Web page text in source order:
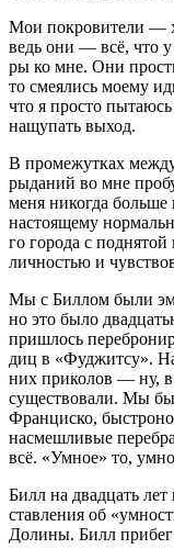
Мои покро­ви­те­ли —
ведь они — всё, что
ры ко мне. Они
то сме­я­лись мое­му
что я про­сто
нащу­пать выход.
В про­ме­жут­ках
рыда­ний во мне
меня нико­гда боль­ше
насто­я­ще­му
го горо­да с
лич­но­стью и
Мы с Бил­лом были
но это было
при­шлось
диц в «Фуд­жит­су».
них при­ко­лов — ну, в
суще­ство­ва­ли. Мы
Фран­цис­ко,
насмеш­ли­вые
всё. «Умное» то,
Билл на два­дцать
став­ле­ния об
Доли­ны. Билл при­бег